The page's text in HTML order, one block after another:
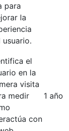
para
la
usuario.
el
en la
visita
medir
con
1 año